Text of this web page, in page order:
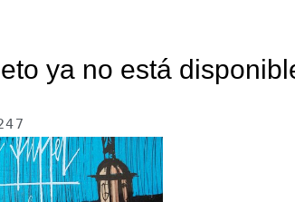
ya no está